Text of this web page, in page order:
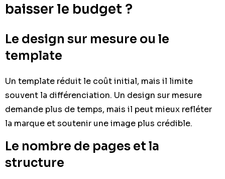
baisser le budget ?
Le design sur mesure ou le
template
Un template réduit le coût initial, mais il limite
souvent la différenciation. Un design sur mesure
demande plus de temps, mais il peut mieux refléter
la marque et soutenir une image plus crédible.
Le nombre de pages et la
structure